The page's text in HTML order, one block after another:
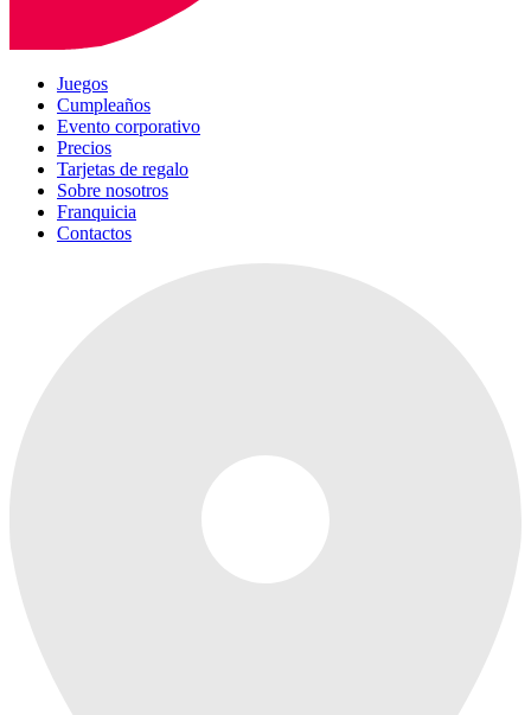
Juegos
Cumpleaños
Evento corporativo
Precios
Tarjetas de regalo
Sobre nosotros
Franquicia
Contactos